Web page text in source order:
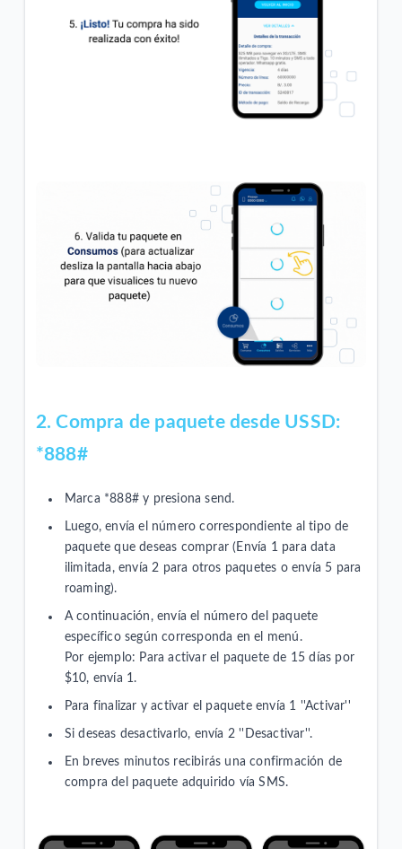
2. Compra de paquete desde USSD:
*888#
Marca *888# y presiona send.
Luego, envía el número correspondiente al tipo de
paquete que deseas comprar (Envía 1 para data
ilimitada, envía 2 para otros paquetes o envía 5 para
roaming).
A continuación, envía el número del paquete
específico según corresponda en el menú.
Por ejemplo: Para activar el paquete de 15 días por
$10, envía 1.
Para finalizar y activar el paquete envía 1 ''Activar''
Si deseas desactivarlo, envía 2 ''Desactivar''.
En breves minutos recibirás una confirmación de
compra del paquete adquirido vía SMS.